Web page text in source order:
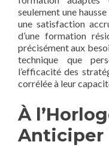
seulement une
une satisfaction
d’une formation
précisément aux
technique que
l’efficacité des
corrélée à leur
À
Anticiper